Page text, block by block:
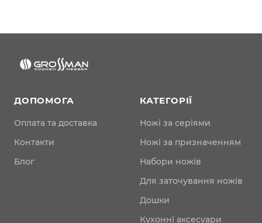
ДОПОМОГА
Оплата та доставка
Контакти
Блог
КАТЕГОРІЇ
Ножі за серіями
Ножі за призначенням
Набори ножів
Для заточування ножів
Дошки
Кухонні аксесуари